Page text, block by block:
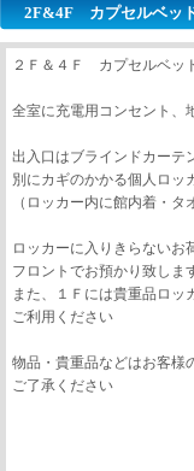
2F&4F カプセルベッ
２Ｆ＆４Ｆ カプセルベッ
全室に充電用コンセント、
出入口はブラインドカーテ
別にカギのかかる個人ロッ
（ロッカー内に館内着・タ
ロッカーに入りきらないお
フロントでお預かり致しま
また、１Ｆには貴重品ロッ
ご利用ください
物品・貴重品などはお客様
ご了承ください